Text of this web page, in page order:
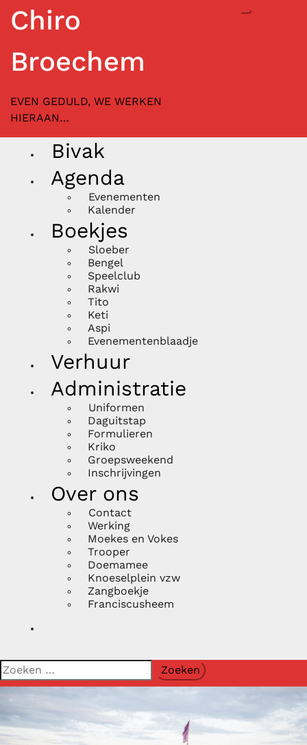
Chiro
Broechem
EVEN GEDULD, WE WERKEN
HIERAAN…
Bivak
Agenda
Evenementen
Kalender
Boekjes
Sloeber
Bengel
Speelclub
Rakwi
Tito
Keti
Aspi
Evenementenblaadje
Verhuur
Administratie
Uniformen
Daguitstap
Formulieren
Kriko
Groepsweekend
Inschrijvingen
Over ons
Contact
Werking
Moekes en Vokes
Trooper
Doemamee
Knoeselplein vzw
Zangboekje
Franciscusheem